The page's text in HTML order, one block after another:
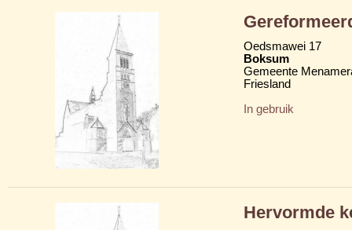
Oedsmawei 17
Boksum
Gemeente
Friesland
In gebruik
Hervormde